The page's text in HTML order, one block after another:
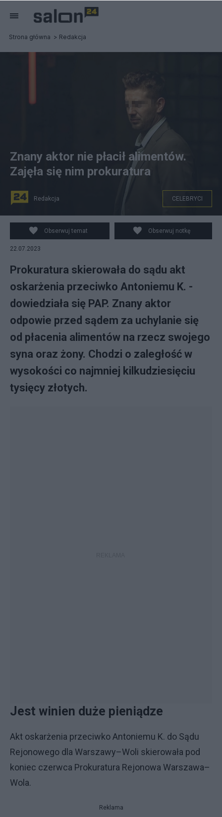
Strona główna Redakcja
Znany aktor nie płacił alimentów.
Zajęła się nim prokuratura
Redakcja CELEBRYCI
Obserwuj temat Obserwuj notkę
22.07.2023
Prokuratura skierowała do sądu akt
oskarżenia przeciwko Antoniemu K. -
dowiedziała się PAP. Znany aktor
odpowie przed sądem za uchylanie się
od płacenia alimentów na rzecz swojego
syna oraz żony. Chodzi o zaległość w
wysokości co najmniej kilkudziesięciu
tysięcy złotych.
Jest winien duże pieniądze
Akt oskarżenia przeciwko Antoniemu K. do Sądu
Rejonowego dla Warszawy–Woli skierowała pod
koniec czerwca Prokuratura Rejonowa Warszawa–
Wola.
Reklama